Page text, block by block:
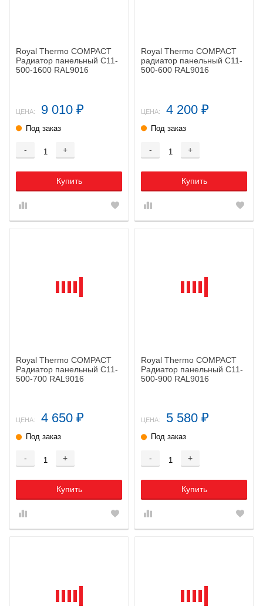
Royal Thermo COMPACT
Радиатор панельный C11-
500-1600 RAL9016
ЦЕНА: 9 010 ₽
Под заказ
- +
Купить
Royal Thermo COMPACT
радиатор панельный C11-
500-600 RAL9016
ЦЕНА: 4 200 ₽
Под заказ
- +
Купить
Royal Thermo COMPACT
Радиатор панельный C11-
500-700 RAL9016
ЦЕНА: 4 650 ₽
Под заказ
- +
Купить
Royal Thermo COMPACT
Радиатор панельный C11-
500-900 RAL9016
ЦЕНА: 5 580 ₽
Под заказ
- +
Купить